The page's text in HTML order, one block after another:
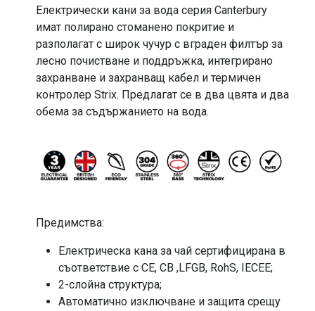
Електрически кани за вода серия Canterbury
имат полирано стоманено покритие и
разполагат с широк чучур с вграден филтър за
лесно почистване и поддръжка, интегрирано
захранване и захранващ кабел и термичен
контролер Strix. Предлагат се в два цвята и два
обема за съдържанието на вода.
Предимства:
Електрическа кана за чай сертифицирана в
съответствие с CE, CB ,LFGB, RohS, IECEE;
2-слойна структура;
Автоматично изключване и защита срещу